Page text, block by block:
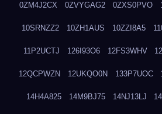
0ZM4J2CX 0ZVYGAG2 0ZXS0PVO
10SRNZZ2 10ZH1AUS 10ZZI8A5
11P2UCTJ 126I93O6 12FS3WHV
12QCPWZN 12UKQO0N 133P7UOC
14H4A825 14M9BJ75 14NJ13LJ